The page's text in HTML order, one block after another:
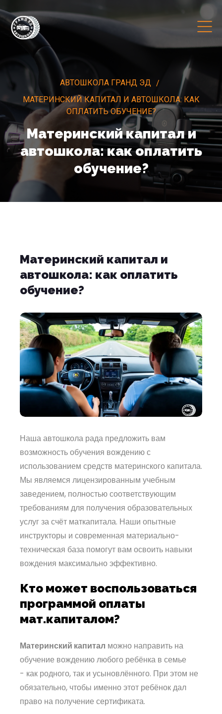
АВТОШКОЛА ГРАНД ЭД
МАТЕРИНСКИЙ КАПИТАЛ И АВТОШКОЛА: КАК
ОПЛАТИТЬ ОБУЧЕНИЕ?
Материнский капитал и
автошкола: как оплатить
обучение?
Материнский капитал и
автошкола: как оплатить
обучение?
Наша автошкола рада предложить вам
возможность обучения вождению с
использованием средств материнского капитала.
Мы являемся лицензированным учебным
заведением, полностью соответствующим
требованиям для получения образовательных
услуг за счёт маткапитала. Наши опытные
инструкторы и современная материально-
техническая база помогут вам освоить навыки
вождения максимально эффективно.
Кто может воспользоваться
программой оплаты
мат.капиталом?
Материнский капитал можно направить на
обучение вождению любого ребёнка в семье
- как родного, так и усыновлённого. При этом не
обязательно, чтобы именно этот ребёнок дал
право на получение сертификата.